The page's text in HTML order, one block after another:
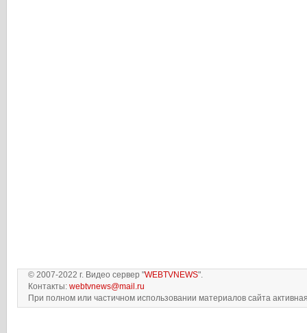
© 2007-2022 г. Видео сервер "WEBTVNEWS".
Контакты: webtvnews@mail.ru
При полном или частичном использовании материалов сайта